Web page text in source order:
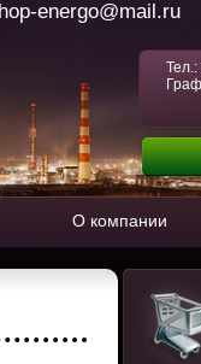
energo@mail.ru
Тел.:
О компании